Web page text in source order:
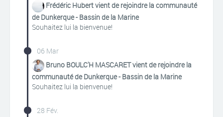
Frédéric Hubert vient de rejoindre la communauté
de Dunkerque - Bassin de la Marine
Souhaitez lui la bienvenue!
06 Mar
Bruno BOULC'H MASCARET vient de rejoindre la
communauté de Dunkerque - Bassin de la Marine
Souhaitez lui la bienvenue!
28 Fév.